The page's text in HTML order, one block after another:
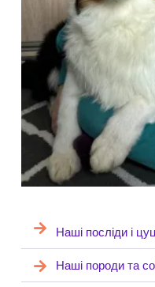
Наші посліди і
Наші породи та